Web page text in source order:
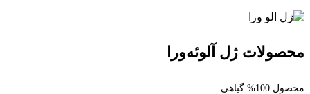
محصولات ژل آلوئه‌ورا
محصول 100% گیاهی